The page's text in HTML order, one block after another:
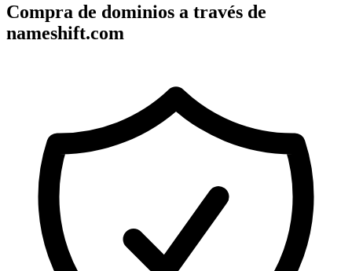
Compra de dominios a través de
nameshift.com